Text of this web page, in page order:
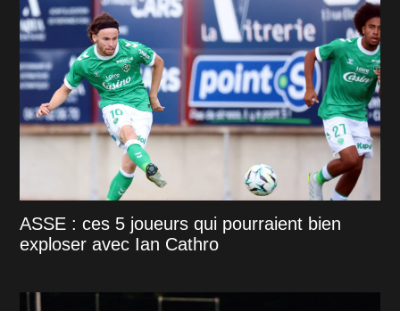
ASSE : ces 5 joueurs qui pourraient bien
exploser avec Ian Cathro